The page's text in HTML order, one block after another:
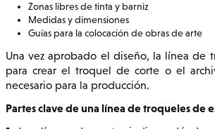
Zonas libres de tinta y barniz
Medidas y dimensiones
Guías para la colocación de obras de arte
Una vez aprobado el diseño, la línea de
para crear el troquel de corte o el
necesario para la producción.
Partes clave de una línea de troqueles de